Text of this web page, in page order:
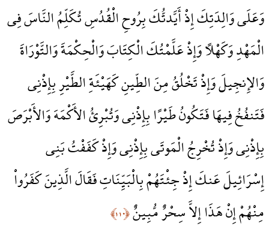
وَعَلَى وَالِدَتِكَ إِذْ أَيَّدتُّكَ بِرُوحِ الْقُدُسِ تُكَلِّمُ النَّاسَ فِي
الْمَهْدِ وَكَهْلاً وَإِذْ عَلَّمْتُكَ الْكِتَابَ وَالْحِكْمَةَ وَالتَّوْرَاةَ
وَالإِنجِيلَ وَإِذْ تَخْلُقُ مِنَ الطِّينِ كَهَيْئَةِ الطَّيْرِ بِإِذْنِي
فَتَنفُخُ فِيهَا فَتَكُونُ طَيْرًا بِإِذْنِي وَتُبْرِئُ الأَكْمَهَ وَالأَبْرَصَ
بِإِذْنِي وَإِذْ تُخْرِجُ الْمَوتَى بِإِذْنِي وَإِذْ كَفَفْتُ بَنِي
إِسْرَائِيلَ عَنكَ إِذْ جِئْتَهُمْ بِالْبَيِّنَاتِ فَقَالَ الَّذِينَ كَفَرُواْ
مِنْهُمْ إِنْ هَذَا إِلاَّ سِحْرٌ مُّبِينٌ﴿١١٠﴾